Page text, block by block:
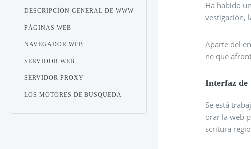
Ha habido
vestigación,
Aparte del
ne que
Interfaz de
Se está
orar la web
scritura
DESCRIPCIÓN GENERAL DE WWW
PÁGINAS WEB
NAVEGADOR WEB
SERVIDOR WEB
SERVIDOR PROXY
LOS MOTORES DE BÚSQUEDA